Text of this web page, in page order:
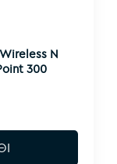
N
300